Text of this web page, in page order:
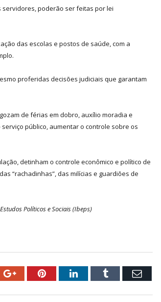
servidores, poderão ser feitas por lei
das escolas e postos de saúde, com a
proferidas decisões judiciais que garantam
de férias em dobro, auxílio moradia e
público, aumentar o controle sobre os
detinham o controle econômico e político de
“rachadinhas”, das milícias e guardiões de
Políticos e Sociais (Ibeps)
Google+PinterestLinkedInTumblr Email